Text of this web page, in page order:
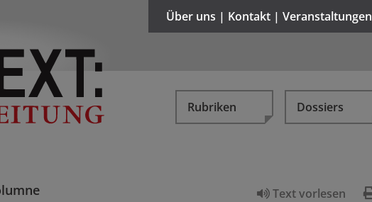
Über uns | Kontakt | Veranstaltungen
Rubriken Dossiers
Text vorlesen